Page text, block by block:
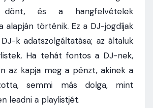
dönt, és a hangfelvételek
alapján történik. Ez a DJ-jogdíjak
k adatszolgáltatása; az általuk
Ha tehát fontos a DJ-nek,
az kapja meg a pénzt, akinek a
semmi más dolga, mint
leadni a playlistjét.